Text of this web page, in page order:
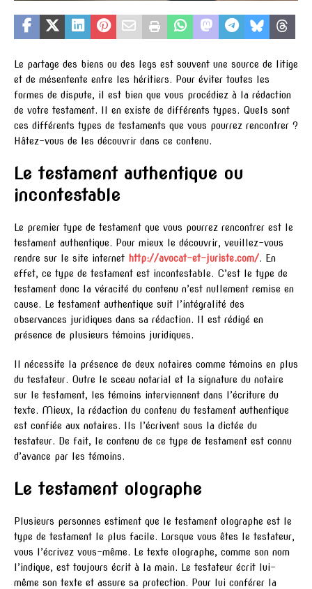
Le partage des biens ou des legs est souvent une source de litige
et de mésentente entre les héritiers. Pour éviter toutes les
formes de dispute, il est bien que vous procédiez à la rédaction
de votre testament. Il en existe de différents types. Quels sont
ces différents types de testaments que vous pourrez rencontrer ?
Hâtez-vous de les découvrir dans ce contenu.
Le testament authentique ou
incontestable
Le premier type de testament que vous pourrez rencontrer est le
testament authentique. Pour mieux le découvrir, veuillez-vous
rendre sur le site internet http://avocat-et-juriste.com/. En
effet, ce type de testament est incontestable. C’est le type de
testament donc la véracité du contenu n’est nullement remise en
cause. Le testament authentique suit l’intégralité des
observances juridiques dans sa rédaction. Il est rédigé en
présence de plusieurs témoins juridiques.
Il nécessite la présence de deux notaires comme témoins en plus
du testateur. Outre le sceau notarial et la signature du notaire
sur le testament, les témoins interviennent dans l’écriture du
texte. Mieux, la rédaction du contenu du testament authentique
est confiée aux notaires. Ils l’écrivent sous la dictée du
testateur. De fait, le contenu de ce type de testament est connu
d’avance par les témoins.
Le testament olographe
Plusieurs personnes estiment que le testament olographe est le
type de testament le plus facile. Lorsque vous êtes le testateur,
vous l’écrivez vous-même. Le texte olographe, comme son nom
l’indique, est toujours écrit à la main. Le testateur écrit lui-
même son texte et assure sa protection. Pour lui conférer la